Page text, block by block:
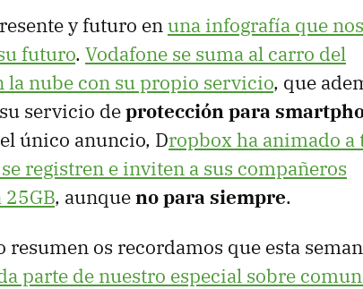
y futuro enuna infografía que
futuro. Vodafone se suma al carro del
la nube con su propio servicio, que
servicio deprotección para
único anuncio, Dropbox ha animado a
registren e inviten a sus compañeros
, aunqueno para siempre.
resumen os recordamos que esta
parte de nuestro especial sobre